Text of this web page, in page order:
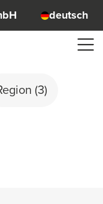
deutsch
(3)